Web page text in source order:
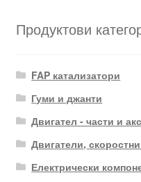
Продуктови
FAP катализатори
Гуми и джанти
Двигател - части и
Двигатели,
Електрически